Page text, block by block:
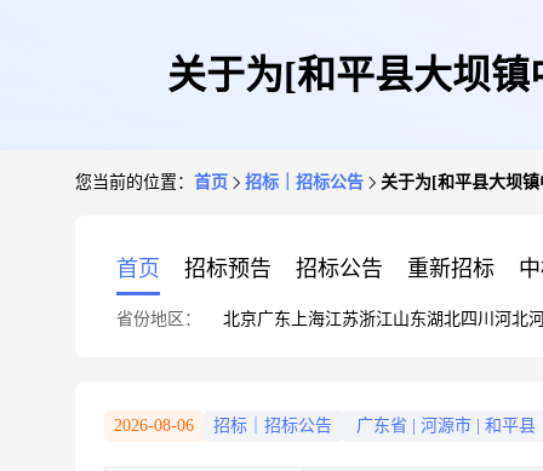
关于为[和平县大坝
您当前的位置： 首页 招标｜招标公告 关于为[和平县大坝
首页 招标预告 招标公告 重新招标
省份地区： 北京广东 上海江苏浙江山东湖北四川 河北
2026-08-06 招标｜招标公告 广东省 河源市 和平县